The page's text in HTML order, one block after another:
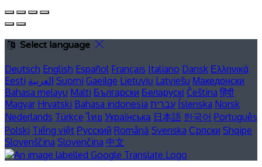
Select language
Deutsch English Español Français Italiano Dansk Ελληνικά
Eesti العربية Suomi Gaeilge Lietuvių Latviešu Македонски
Bahasa melayu Malti Български Беларускі Čeština हिंदी
Magyar Hrvatski Bahasa indonesia עברית Íslenska Norsk
Nederlands Türkçe ไทย Українська 日本語 한국어 Português
Polski Tiếng việt Русский Română Svenska Српски Shqipe
Slovenščina Slovenčina 中文